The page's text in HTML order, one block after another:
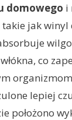
domowego i
jak winyl
co
lepiej
położono